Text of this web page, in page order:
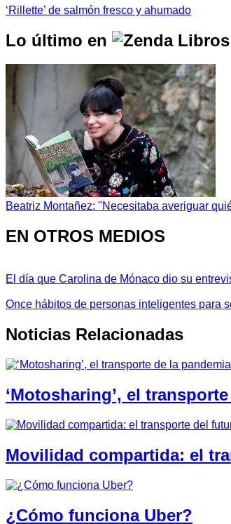
‘Rillette’ de salmón fresco y ahumado
Lo último en
Beatriz Montañez: "Necesitaba averiguar
EN OTROS MEDIOS
El día que Carolina de Mónaco dio su
Once hábitos de personas inteligentes para
Noticias Relacionadas
‘Motosharing’, el
Movilidad compartida: el
¿Cómo funciona Uber?